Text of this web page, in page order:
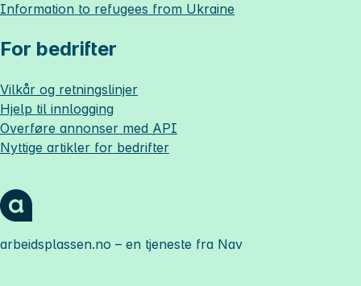
Information to refugees from Ukraine
For bedrifter
Vilkår og retningslinjer
Hjelp til innlogging
Overføre annonser med API
Nyttige artikler for bedrifter
arbeidsplassen.no – en tjeneste fra Nav